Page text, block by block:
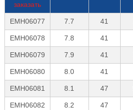
заказать
EMH06077 7.7 41
EMH06078 7.8 41
EMH06079 7.9 41
EMH06080 8.0 41
EMH06081 8.1 47
EMH06082 8.2 47